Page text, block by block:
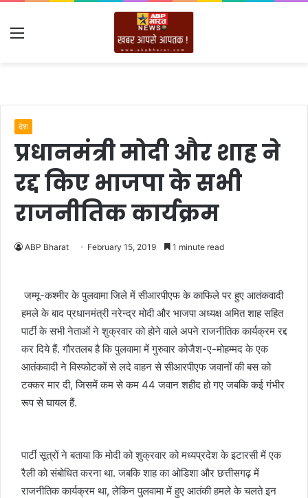
Menu
देश
प्रधानमंत्री मोदी और शाह ने
रद्द किए भाजपा के सभी
राजनीतिक कार्यक्रम
ABP Bharat February 15, 2019 1 minute read
जम्मू-कश्मीर के पुलवामा जिले में सीआरपीएफ के काफिले पर हुए आतंकवादी
हमले के बाद प्रधानमंत्री नरेन्द्र मोदी और भाजपा अध्यक्ष अमित शाह सहित
पार्टी के सभी नेताओं ने शुक्रवार को होने वाले अपने राजनीतिक कार्यक्रम रद्द
कर दिये हैं. गौरतलब है कि पुलवामा में गुरुवार कोजैश-ए-मोहम्मद के एक
आतंकवादी ने विस्फोटकों से लदे वाहन से सीआरपीएफ जवानों की बस को
टक्कर मार दी, जिसमें कम से कम 44 जवान शहीद हो गए जबकि कई गंभीर
रूप से घायल हैं.
पार्टी सूत्रों ने बताया कि मोदी को शुक्रवार को मध्यप्रदेश के इटारसी में एक
रैली को संबोधित करना था. जबकि शाह का ओडिशा और छत्तीसगढ़ में
राजनीतिक कार्यक्रम था, लेकिन पुलवामा में हुए आतंकी हमले के चलते इन